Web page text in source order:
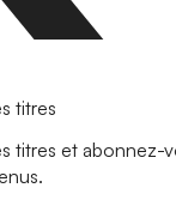
titres
titres et abonnez-